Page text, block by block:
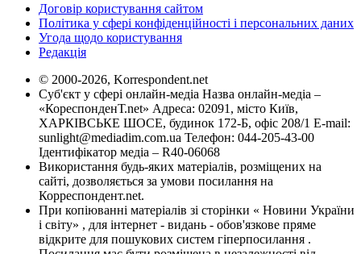
Договір користування сайтом
Політика у сфері конфіденційності і персональних даних
Угода щодо користування
Редакція
© 2000-2026, Korrespondent.net
Суб'єкт у сфері онлайн-медіа Назва онлайн-медіа –
«КореспонденТ.net» Адреса: 02091, місто Київ,
ХАРКІВСЬКЕ ШОСЕ, будинок 172-Б, офіс 208/1 E-mail:
sunlight@mediadim.com.ua Телефон: 044-205-43-00
Ідентифікатор медіа – R40-06068
Використання будь-яких матеріалів, розміщених на
сайті, дозволяється за умови посилання на
Корреспондент.net.
При копіюванні матеріалів зі сторінки « Новини України
і світу» , для інтернет - видань - обов'язкове пряме
відкрите для пошукових систем гіперпосилання .